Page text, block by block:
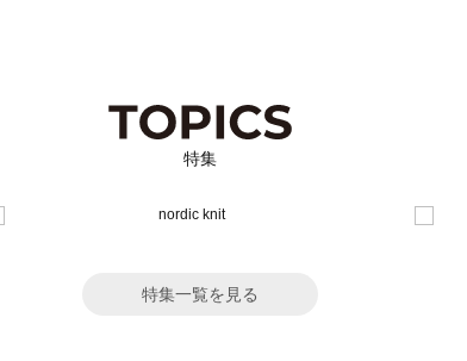
特集
特集一覧を見る